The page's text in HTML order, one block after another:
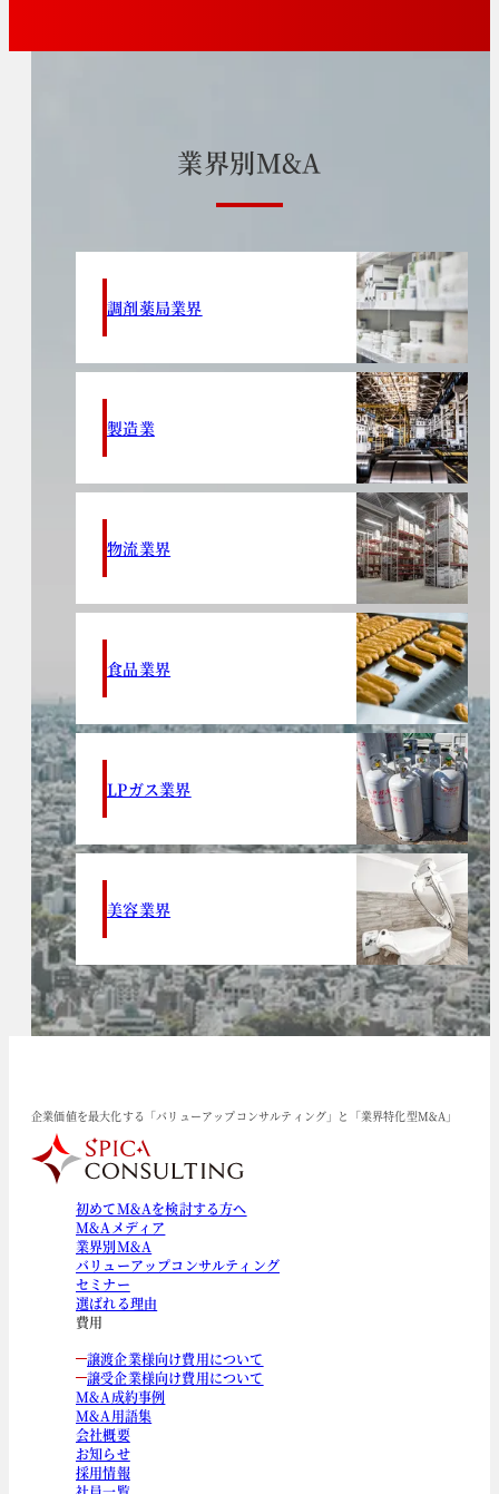
業界別M&A
調剤薬局業界
製造業
物流業界
食品業界
LPガス業界
美容業界
企業価値を最大化する「バリューアップコンサルティング」と「業界特化型M&A」
初めてM&Aを検討する方へ
M&Aメディア
業界別M&A
バリューアップコンサルティング
セミナー
選ばれる理由
費用
譲渡企業様向け費用について
譲受企業様向け費用について
M&A成約事例
M&A用語集
会社概要
お知らせ
採用情報